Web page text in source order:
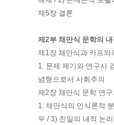
제5장 결론
제2부 채만식 문학의
제1장 채만식과 카프와
1. 문제 제기와 연구사
념형으로서 사회주의
제2장 채만식 문학 연
1. 채만식의 인식론적
우 / 3) 친일의 내적 논